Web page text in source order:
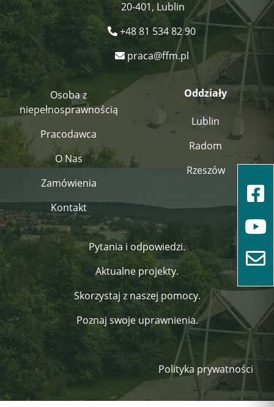
20-401, Lublin
+48 81 534 82 90
praca@ffm.pl
Osoba z
niepełnosprawnością
Pracodawca
O Nas
Zamówienia
Kontakt
Oddziały
Lublin
Radom
Rzeszów
Pytania i odpowiedzi.
Aktualne projekty.
Skorzystaj z naszej pomocy.
Poznaj swoje uprawnienia.
Polityka prywatności